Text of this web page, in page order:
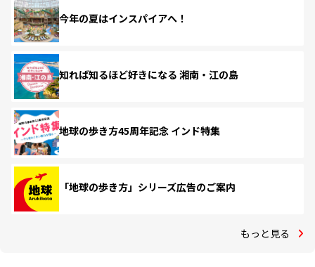
今年の夏はインスパイアへ！
知れば知るほど好きになる 湘南・江の島
地球の歩き方45周年記念 インド特集
「地球の歩き方」シリーズ広告のご案内
もっと見る